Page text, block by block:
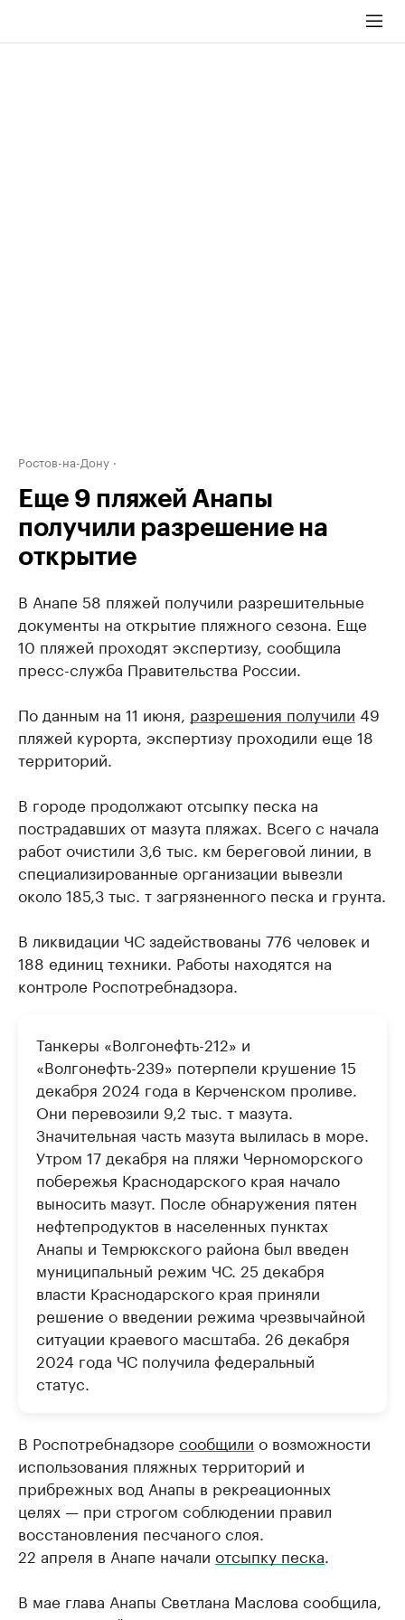
Ростов-на-Дону
Еще 9 пляжей Анапы
получили разрешение на
открытие
В Анапе 58 пляжей получили разрешительные
документы на открытие пляжного сезона. Еще
10 пляжей проходят экспертизу, сообщила
пресс-служба Правительства России.
По данным на 11 июня, разрешения получили 49
пляжей курорта, экспертизу проходили еще 18
территорий.
В городе продолжают отсыпку песка на
пострадавших от мазута пляжах. Всего с начала
работ очистили 3,6 тыс. км береговой линии, в
специализированные организации вывезли
около 185,3 тыс. т загрязненного песка и грунта.
В ликвидации ЧС задействованы 776 человек и
188 единиц техники. Работы находятся на
контроле Роспотребнадзора.
Танкеры «Волгонефть-212» и
«Волгонефть-239» потерпели крушение 15
декабря 2024 года в Керченском проливе.
Они перевозили 9,2 тыс. т мазута.
Значительная часть мазута вылилась в море.
Утром 17 декабря на пляжи Черноморского
побережья Краснодарского края начало
выносить мазут. После обнаружения пятен
нефтепродуктов в населенных пунктах
Анапы и Темрюкского района был введен
муниципальный режим ЧС. 25 декабря
власти Краснодарского края приняли
решение о введении режима чрезвычайной
ситуации краевого масштаба. 26 декабря
2024 года ЧС получила федеральный
статус.
В Роспотребнадзоре сообщили о возможности
использования пляжных территорий и
прибрежных вод Анапы в рекреационных
целях — при строгом соблюдении правил
восстановления песчаного слоя.
22 апреля в Анапе начали отсыпку песка
В мае глава Анапы Светлана Маслова сообщила,